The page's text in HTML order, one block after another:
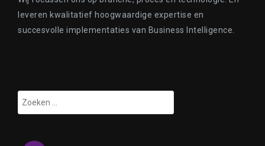
leveren kwalitatief hoogwaardige expertise en
succesvolle implementaties van Business Intelligence.
Zoeken
naar: